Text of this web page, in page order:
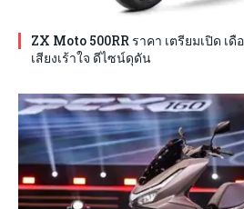
ZX Moto 500RR ราคา เตรียมเปิด เ
เสียงเร้าใจ ดีไซน์ดุดัน